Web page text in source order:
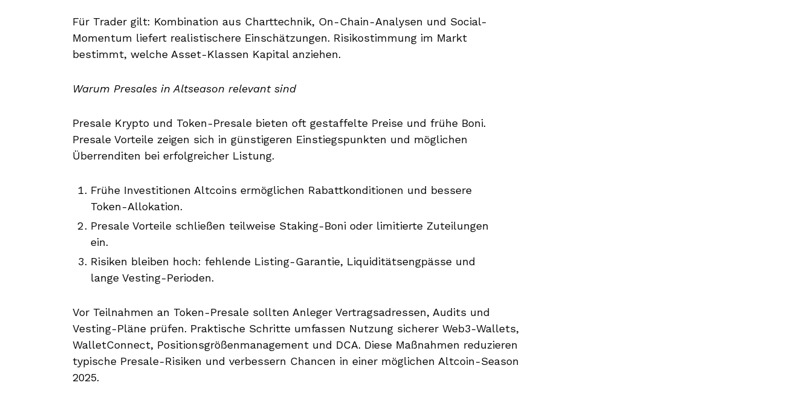
Für Trader gilt: Kombination aus Charttechnik, On-Chain-Analysen und Social-
Momentum liefert realistischere Einschätzungen. Risikostimmung im Markt
bestimmt, welche Asset-Klassen Kapital anziehen.
Warum Presales in Altseason relevant sind
Presale Krypto und Token-Presale bieten oft gestaffelte Preise und frühe Boni.
Presale Vorteile zeigen sich in günstigeren Einstiegspunkten und möglichen
Überrenditen bei erfolgreicher Listung.
Frühe Investitionen Altcoins ermöglichen Rabattkonditionen und bessere
Token-Allokation.
Presale Vorteile schließen teilweise Staking-Boni oder limitierte Zuteilungen
ein.
Risiken bleiben hoch: fehlende Listing-Garantie, Liquiditätsengpässe und
lange Vesting-Perioden.
Vor Teilnahmen an Token-Presale sollten Anleger Vertragsadressen, Audits und
Vesting-Pläne prüfen. Praktische Schritte umfassen Nutzung sicherer Web3-Wallets,
WalletConnect, Positionsgrößenmanagement und DCA. Diese Maßnahmen reduzieren
typische Presale-Risiken und verbessern Chancen in einer möglichen Altcoin-Season
2025.